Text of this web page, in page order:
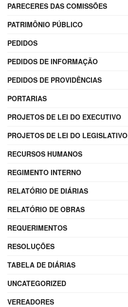
PARECERES DAS COMISSÕES
PATRIMÔNIO PÚBLICO
PEDIDOS
PEDIDOS DE INFORMAÇÃO
PEDIDOS DE PROVIDÊNCIAS
PORTARIAS
PROJETOS DE LEI DO EXECUTIVO
PROJETOS DE LEI DO LEGISLATIVO
RECURSOS HUMANOS
REGIMENTO INTERNO
RELATÓRIO DE DIÁRIAS
RELATÓRIO DE OBRAS
REQUERIMENTOS
RESOLUÇÕES
TABELA DE DIÁRIAS
UNCATEGORIZED
VEREADORES